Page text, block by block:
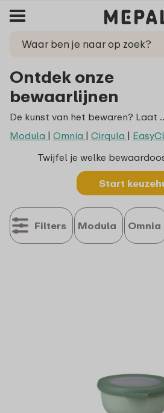
Ontdek onze
bewaarlijnen
De kunst van het bewaren? Laat dat maar aan ons over! Of ne nou een
Modula | Omnia | Cirqula | EasyClip
Twijfel je welke
Start
Filters Modula Omnia